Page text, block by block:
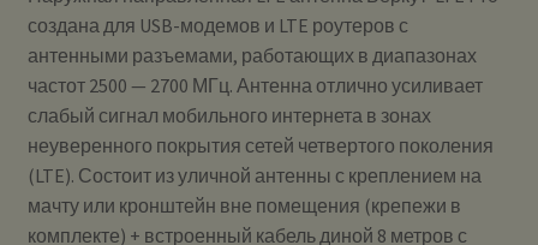
создана для USB-модемов и LTE роутеров с
антенными разъемами, работающих в диапазонах
частот 2500 — 2700 МГц. Антенна отлично усиливает
слабый сигнал мобильного интернета в зонах
неуверенного покрытия сетей четвертого поколения
(LTE). Состоит из уличной антенны с креплением на
мачту или кронштейн вне помещения (крепежи в
комплекте) + встроенный кабель диной 8 метров с